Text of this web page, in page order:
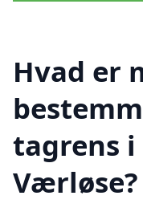
Hvad er
tagrens
Værløse?